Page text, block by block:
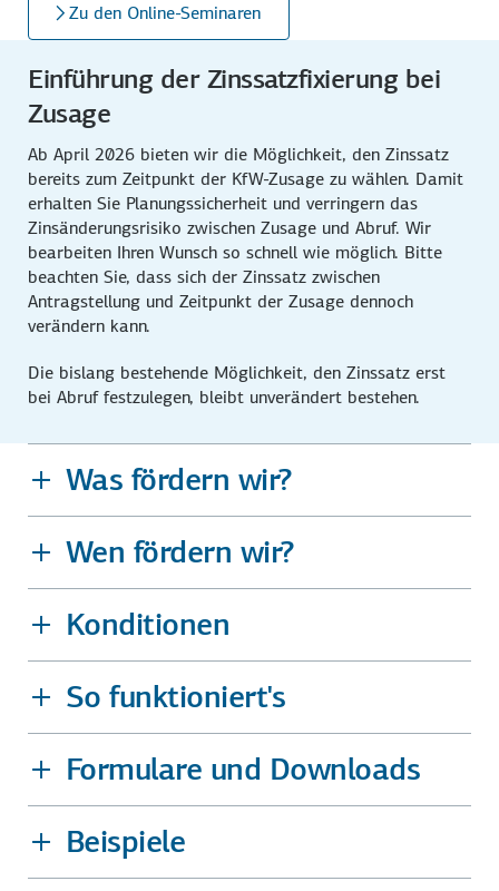
Zu den Online-Seminaren
Einführung der Zinssatzfixie­rung bei
Zusage
Ab April 2026 bieten wir die Möglichkeit, den Zinssatz
bereits zum Zeitpunkt der KfW-Zusage zu wählen. Damit
erhalten Sie Planungs­sicherheit und verringern das
Zinsänderungs­risiko zwischen Zusage und Abruf. Wir
bearbeiten Ihren Wunsch so schnell wie möglich. Bitte
beachten Sie, dass sich der Zinssatz zwischen
Antragstellung und Zeitpunkt der Zusage dennoch
verändern kann.
Die bislang bestehende Möglichkeit, den Zinssatz erst
bei Abruf festzulegen, bleibt unverändert bestehen.
Was fördern wir?
Wen fördern wir?
Konditionen
So funktioniert's
Formulare und Downloads
Beispiele